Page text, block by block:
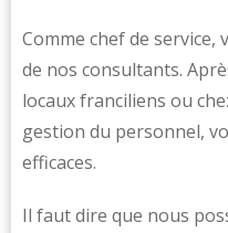
Comme chef de service,
de nos consultants.
locaux franciliens ou
gestion du personnel,
efficaces.
Il faut dire que nous